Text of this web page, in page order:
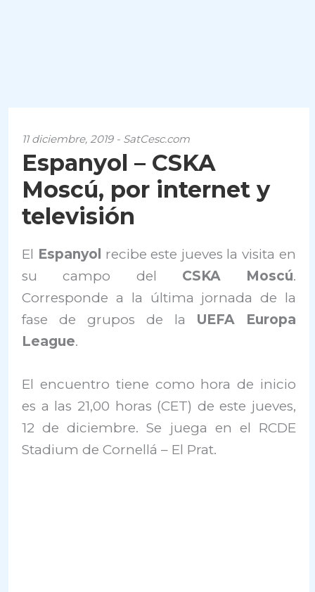
11 diciembre, 2019 - SatCesc.com
Espanyol – CSKA
Moscú, por internet y
televisión
El Espanyol recibe este jueves la visita en
su campo del CSKA Moscú.
Corresponde a la última jornada de la
fase de grupos de la UEFA Europa
League.
El encuentro tiene como hora de inicio
es a las 21,00 horas (CET) de este jueves,
12 de diciembre. Se juega en el RCDE
Stadium de Cornellá – El Prat.